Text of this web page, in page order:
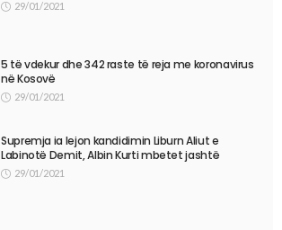
29/01/2021
5 të vdekur dhe 342 raste të reja me koronavirus
në Kosovë
29/01/2021
Supremja ia lejon kandidimin Liburn Aliut e
Labinotë Demit, Albin Kurti mbetet jashtë
29/01/2021